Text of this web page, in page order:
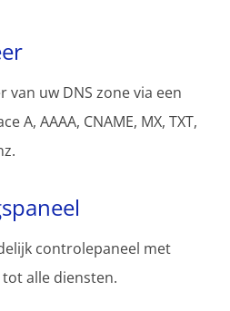
van uw DNS zone via een
A, AAAA, CNAME, MX, TXT,
controlepaneel met
alle diensten.